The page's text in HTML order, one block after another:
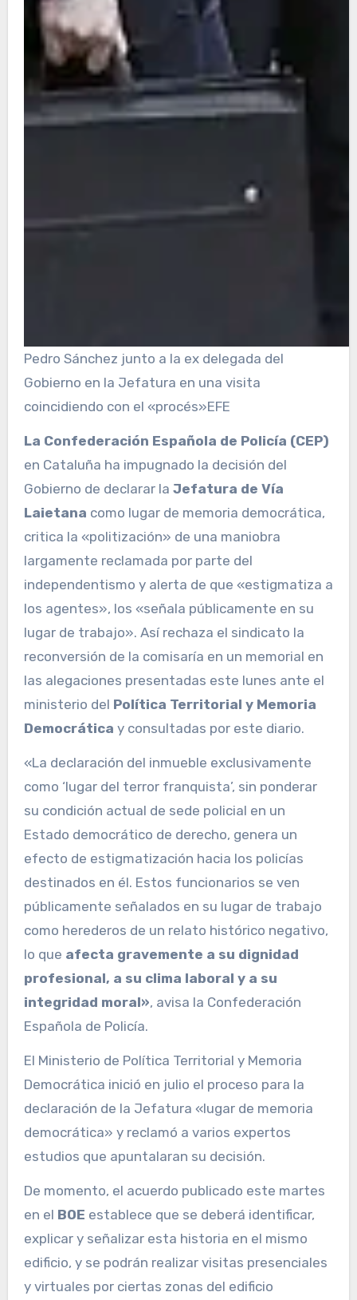
Pedro Sánchez junto a la ex delegada del
Gobierno en la Jefatura en una visita
coincidiendo con el «procés»EFE
La Confederación Española de Policía (CEP)
en Cataluña ha impugnado la decisión del
Gobierno de declarar la Jefatura de Vía
Laietana como lugar de memoria democrática,
critica la «politización» de una maniobra
largamente reclamada por parte del
independentismo y alerta de que «estigmatiza a
los agentes», los «señala públicamente en su
lugar de trabajo». Así rechaza el sindicato la
reconversión de la comisaría en un memorial en
las alegaciones presentadas este lunes ante el
ministerio del Política Territorial y Memoria
Democrática y consultadas por este diario.
«La declaración del inmueble exclusivamente
como ‘lugar del terror franquista’, sin ponderar
su condición actual de sede policial en un
Estado democrático de derecho, genera un
efecto de estigmatización hacia los policías
destinados en él. Estos funcionarios se ven
públicamente señalados en su lugar de trabajo
como herederos de un relato histórico negativo,
lo que afecta gravemente a su dignidad
profesional, a su clima laboral y a su
integridad moral», avisa la Confederación
Española de Policía.
El Ministerio de Política Territorial y Memoria
Democrática inició en julio el proceso para la
declaración de la Jefatura «lugar de memoria
democrática» y reclamó a varios expertos
estudios que apuntalaran su decisión.
De momento, el acuerdo publicado este martes
en el BOE establece que se deberá identificar,
explicar y señalizar esta historia en el mismo
edificio, y se podrán realizar visitas presenciales
y virtuales por ciertas zonas del edificio